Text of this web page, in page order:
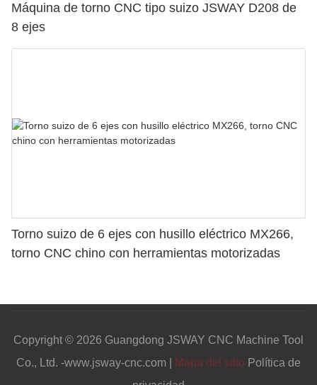
Máquina de torno CNC tipo suizo JSWAY D208 de
8 ejes
Torno suizo de 6 ejes con husillo eléctrico MX266,
torno CNC chino con herramientas motorizadas
Copyright © 2026 Guangdong JSWAY CNC Machine Tool
Co., Ltd. -www.jsway-cnc.com |
Mapa del sitio Política de